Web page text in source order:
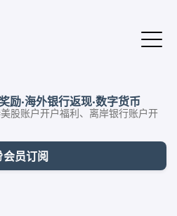
励·海外银行返现·数字货币
股账户开户福利、离岸银行账户开
会员订阅